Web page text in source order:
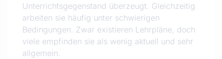
Unterrichtsgegenstand überzeugt. Gleichzeitig
arbeiten sie häufig unter schwierigen
Bedingungen. Zwar existieren Lehrpläne, doch
viele empfinden sie als wenig aktuell und sehr
allgemein.